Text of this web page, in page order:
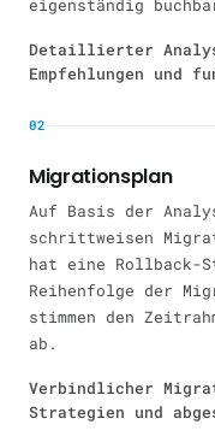
eigenständig
Detaillierter
Empfehlungen und
02
Migrationsplan
Auf Basis der
schrittweisen
hat eine Rollback-
Reihenfolge der
stimmen den
ab.
Verbindlicher
Strategien und